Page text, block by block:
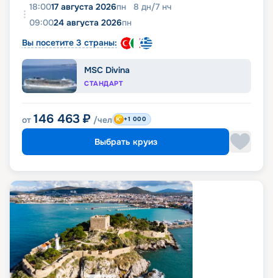
18:0017 августа 2026пн 8 дн/7 нч
09:0024 августа 2026пн
Вы посетите 3 страны:
MSC Divina
СТАНДАРТ
от 146 463 ₽ /чел +1 000
Выбрать круиз